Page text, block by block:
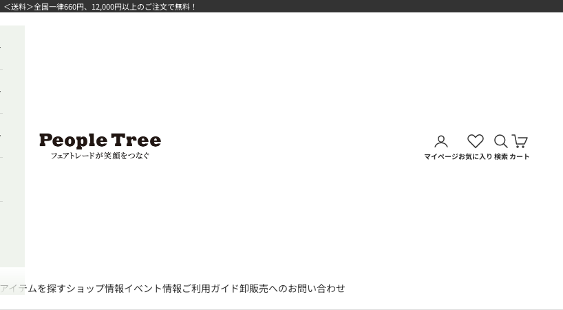
＜送料＞全国一律660円、12,000円以上のご注文で無料！
ピープルツリー公式オンラインショップ
アイテムを探すショップ情報イベント情報ご利用ガイド卸販売へのお問い合わせ
アカウントページに移動す
マイページお気に入り
検索を開く
検索
カートを
カート